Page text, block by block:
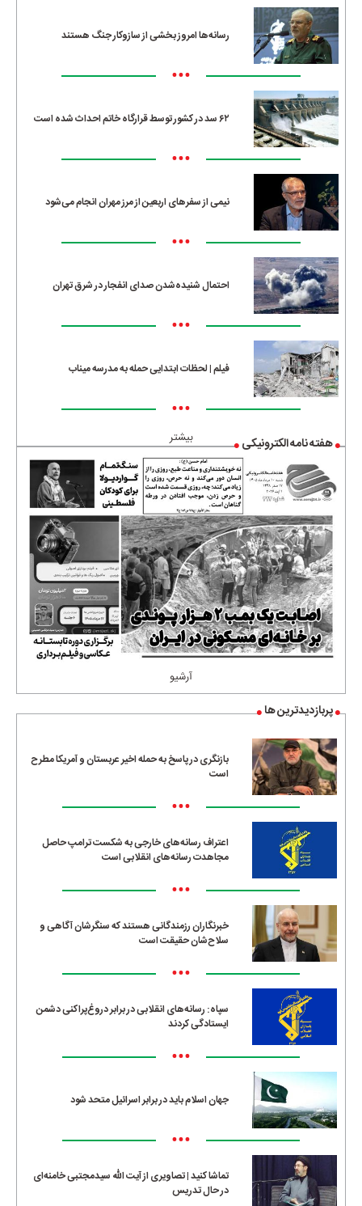
رسانه‌ها امروز بخشی از سازوکار جنگ هستند
•••
۶۲ سد در کشور توسط قرارگاه خاتم احداث شده است
•••
نیمی از سفرهای اربعین از مرز مهران انجام می‌شود
•••
احتمال شنیده‌شدن صدای انفجار در شرق تهران
•••
فیلم | لحظات ابتدایی حمله به مدرسه میناب
•••
بیشتر هفته نامه الکترونیکی
آرشیو
پربازدیدترین ها
بازنگری در پاسخ به حمله اخیر عربستان و آمریکا مطرح
است
•••
اعتراف رسانه‌های خارجی به شکست ترامپ حاصل
مجاهدت رسانه‌های انقلابی است
•••
خبرنگاران رزمندگانی هستند که سنگرشان آگاهی و
سلاح‌شان حقیقت است
•••
سپاه: رسانه‌های انقلابی در برابر دروغ‌پراکنی دشمن
ایستادگی کردند
•••
جهان اسلام باید در برابر اسرائیل متحد شود
•••
تماشا کنید | تصاویری از آیت الله سیدمجتبی خامنه‌ای
در حال تدریس